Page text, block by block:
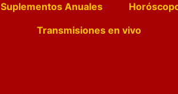
Suplementos Anuales
Transmisiones en vivo